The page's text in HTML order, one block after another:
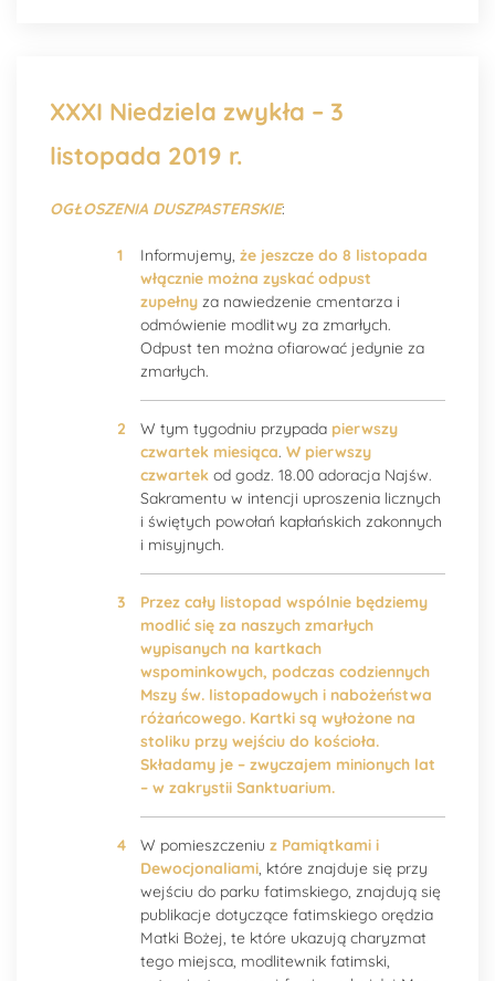
XXXI Niedziela zwykła – 3
listopada 2019 r.
OGŁOSZENIA DUSZPASTERSKIE:
Informujemy, że jeszcze do 8 listopada
włącznie można zyskać odpust
zupełny za nawiedzenie cmentarza i
odmówienie modlitwy za zmarłych.
Odpust ten można ofiarować jedynie za
zmarłych.
W tym tygodniu przypada pierwszy
czwartek miesiąca. W pierwszy
czwartek od godz. 18.00 adoracja Najśw.
Sakramentu w intencji uproszenia licznych
i świętych powołań kapłańskich zakonnych
i misyjnych.
Przez cały listopad wspólnie będziemy
modlić się za naszych zmarłych
wypisanych na kartkach
wspominkowych, podczas codziennych
Mszy św. listopadowych i nabożeństwa
różańcowego. Kartki są wyłożone na
stoliku przy wejściu do kościoła.
Składamy je – zwyczajem minionych lat
– w zakrystii Sanktuarium.
W pomieszczeniu z Pamiątkami i
Dewocjonaliami, które znajduje się przy
wejściu do parku fatimskiego, znajdują się
publikacje dotyczące fatimskiego orędzia
Matki Bożej, te które ukazują charyzmat
tego miejsca, modlitewnik fatimski,